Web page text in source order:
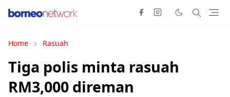
Home Rasuah
Tiga polis minta rasuah
RM3,000 direman